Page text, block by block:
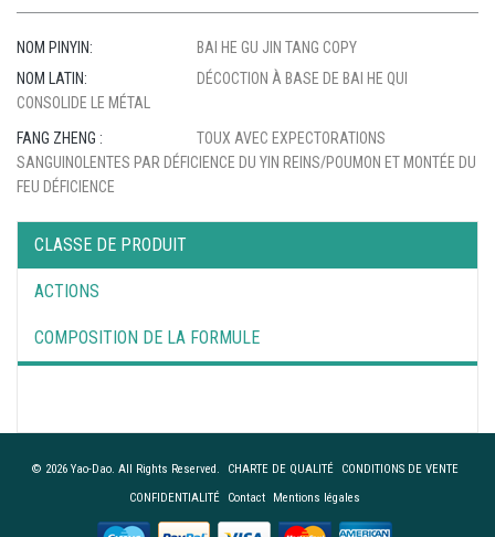
NOM PINYIN:
BAI HE GU JIN TANG COPY
NOM LATIN:
DÉCOCTION À BASE DE BAI HE QUI
CONSOLIDE LE MÉTAL
FANG ZHENG :
TOUX AVEC EXPECTORATIONS
SANGUINOLENTES PAR DÉFICIENCE DU YIN REINS/POUMON ET MONTÉE DU
FEU DÉFICIENCE
CLASSE DE PRODUIT
ACTIONS
COMPOSITION DE LA FORMULE
© 2026 Yao-Dao. All Rights Reserved. CHARTE DE QUALITÉ
CONDITIONS DE VENTE
CONFIDENTIALITÉ
Contact Mentions légales